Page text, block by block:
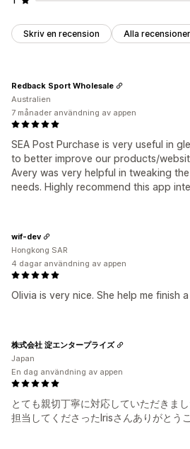
Skriv en recension Alla recensioner
SEA Post Purchase is very useful in
to better improve our products/
Avery was very helpful in tweaking
needs. Highly recommend this app
Redback Sport Wholesale
Australien
7 månader användning av appen
Olivia is very nice. She help me finish
wif-dev
Hongkong SAR
4 dagar användning av appen
とても親切丁寧に対応していただきまし
担当してくださったIrisさんありがとう
株式会社 淀エンタープライズ
Japan
En dag användning av appen